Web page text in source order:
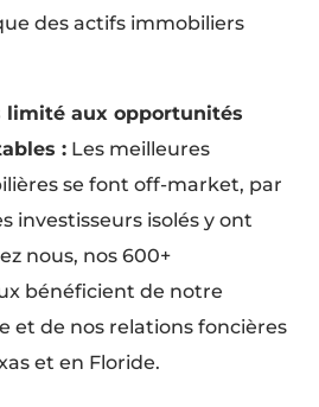
des actifs immobiliers
limité aux opportunités
: Les meilleures
se font off-market, par
investisseurs isolés y ont
nous, nos 600+
bénéficient de notre
et de nos relations foncières
et en Floride.